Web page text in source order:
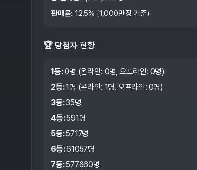
판매율: 12.5% (1,000만장 기준)
🏆 당첨자 현황
1등: 0명 (온라인: 0명, 오프라인: 0명)
2등: 1명 (온라인: 1명, 오프라인: 0명)
3등: 35명
4등: 591명
5등: 5717명
6등: 61057명
7등: 577660명